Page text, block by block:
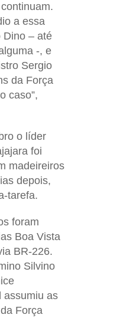
a essa
Dino – até
-, e
Sergio
da Força
caso”,
o líder
foi
madeireiros
depois,
tarefa.
foram
Boa Vista
BR-226.
Silvino
assumiu as
Força